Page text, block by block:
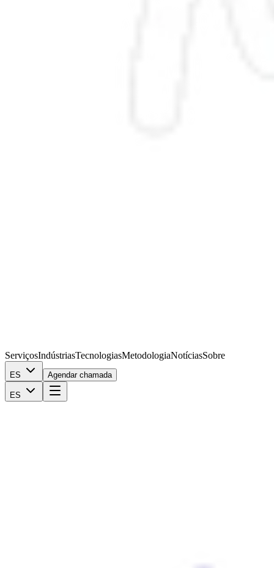
ServiçosIndústriasTecnologiasMetodologiaNotíciasSobre
ES Agendar chamada
ES